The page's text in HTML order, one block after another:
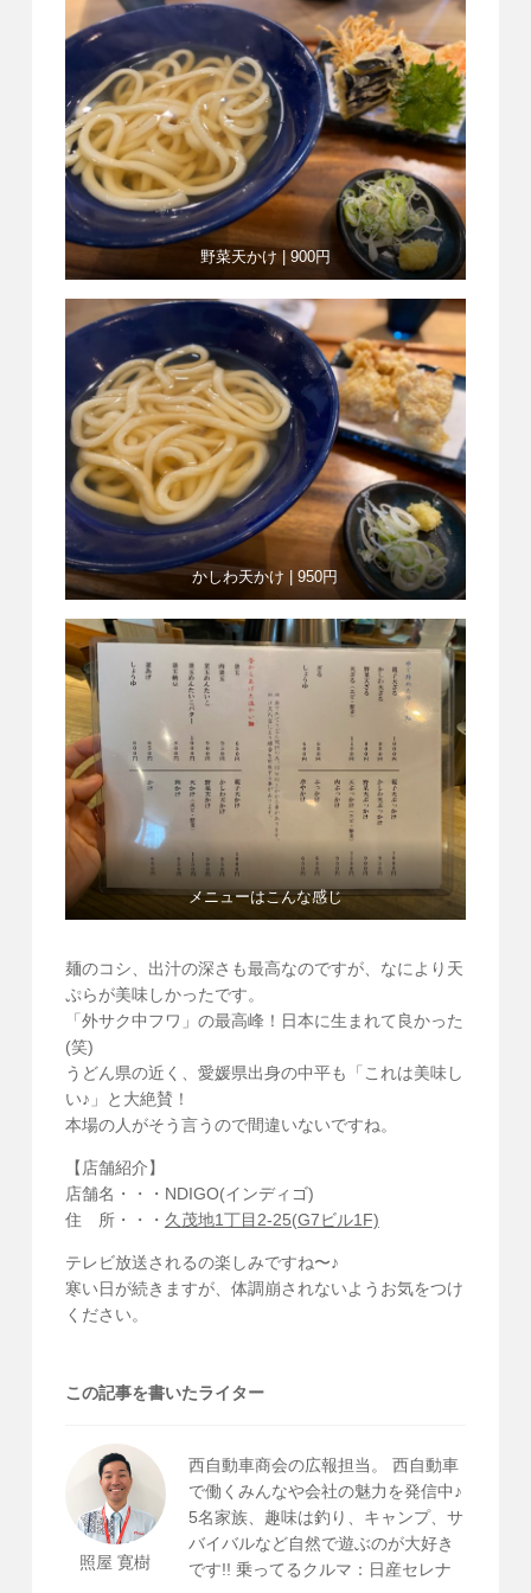
野菜天かけ | 900円
かしわ天かけ | 950円
メニューはこんな感じ
麺のコシ、出汁の深さも最高なのですが、なにより天
ぷらが美味しかったです。
「外サク中フワ」の最高峰！日本に生まれて良かった
(笑)
うどん県の近く、愛媛県出身の中平も「これは美味し
い♪」と大絶賛！
本場の人がそう言うので間違いないですね。
【店舗紹介】
店舗名・・・NDIGO(インディゴ)
住 所・・・ 久茂地1丁目2-25(G7ビル1F)
テレビ放送されるの楽しみですね〜♪
寒い日が続きますが、体調崩されないようお気をつけ
ください。
この記事を書いたライター
照屋 寛樹
西自動車商会の広報担当。 西自動車
で働くみんなや会社の魅力を発信中♪
5名家族、趣味は釣り、キャンプ、サ
バイバルなど自然で遊ぶのが大好き
です!! 乗ってるクルマ：日産セレナ